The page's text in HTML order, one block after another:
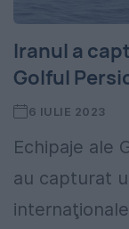
Iranul a
Golful
6 IULIE 2023
Echipaje ale
au capturat